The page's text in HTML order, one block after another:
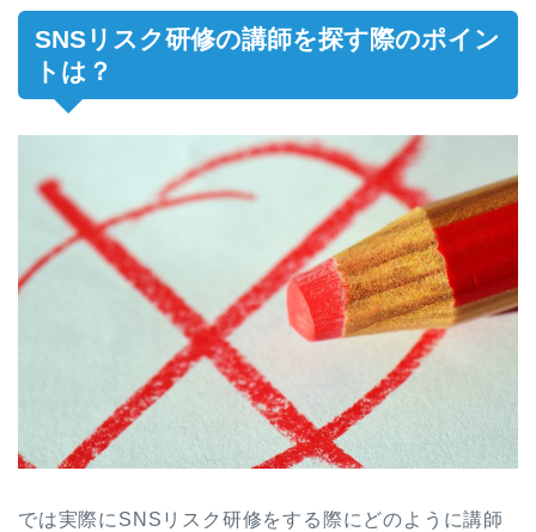
SNSリスク研修の講師を探す際のポイン
トは？
では実際にSNSリスク研修をする際にどのように講師